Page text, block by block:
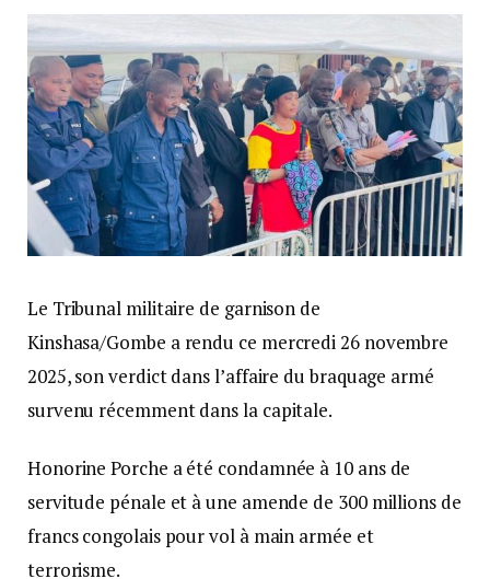
Le Tribunal militaire de garnison de
Kinshasa/Gombe a rendu ce mercredi 26 novembre
2025, son verdict dans l’affaire du braquage armé
survenu récemment dans la capitale.
Honorine Porche a été condamnée à 10 ans de
servitude pénale et à une amende de 300 millions de
francs congolais pour vol à main armée et
terrorisme.